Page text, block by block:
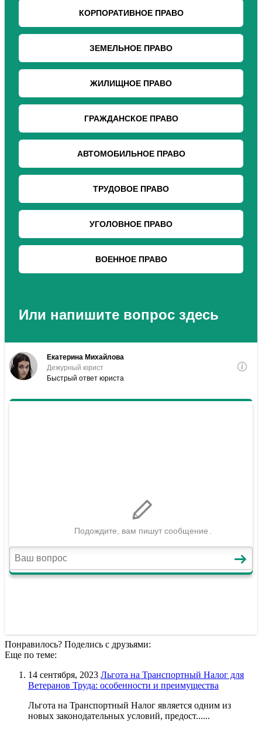
Понравилось? Поделись с друзьями:
Еще по теме:
14 сентября, 2023 Льгота на Транспортный Налог для
Ветеранов Труда: особенности и преимущества
Льгота на Транспортный Налог является одним из
новых законодательных условий, предост......